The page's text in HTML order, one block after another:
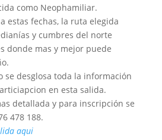
como Neophamiliar.
estas fechas, la ruta elegida
y cumbres del norte
donde mas y mejor puede
se desglosa toda la información
en esta salida.
detallada y para inscripción se
478 188.
aqui